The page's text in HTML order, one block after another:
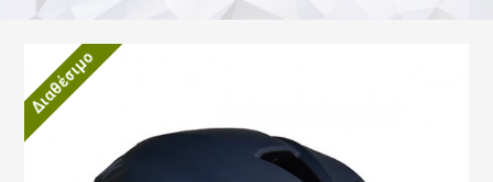
Διαθέσιμο